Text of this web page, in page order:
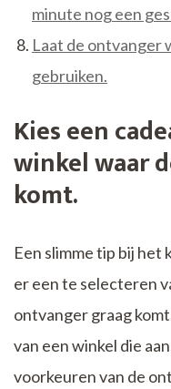
minute nog een
Laat de ontvanger
gebruiken.
Kies een
winkel waar
komt.
Een slimme tip bij het
er een te selecteren
ontvanger graag
van een winkel die
voorkeuren van de